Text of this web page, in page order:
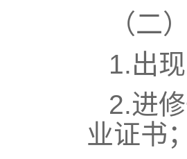
（二
1.出
2.进
业证书